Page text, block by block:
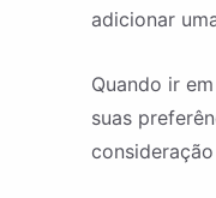
adicionar
Quando ir
suas